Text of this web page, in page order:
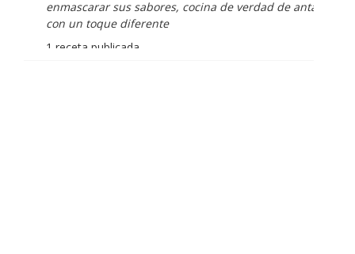
enmascarar sus sabores, cocina de verdad de antaño
con un toque diferente
1 receta publicada